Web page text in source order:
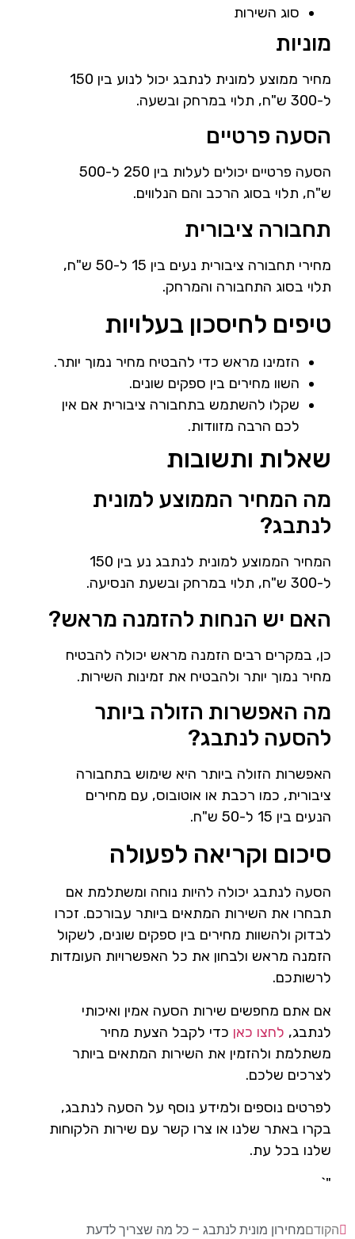
סוג השירות
מוניות
מחיר ממוצע למונית לנתבג יכול לנוע בין 150
ל-300 ש"ח, תלוי במרחק ובשעה.
הסעה פרטיים
הסעה פרטיים יכולים לעלות בין 250 ל-500
ש"ח, תלוי בסוג הרכב והם הנלווים.
תחבורה ציבורית
מחירי תחבורה ציבורית נעים בין 15 ל-50 ש"ח,
תלוי בסוג התחבורה והמרחק.
טיפים לחיסכון בעלויות
הזמינו מראש כדי להבטיח מחיר נמוך יותר.
השוו מחירים בין ספקים שונים.
שקלו להשתמש בתחבורה ציבורית אם אין
לכם הרבה מזוודות.
שאלות ותשובות
מה המחיר הממוצע למונית
לנתבג?
המחיר הממוצע למונית לנתבג נע בין 150
ל-300 ש"ח, תלוי במרחק ובשעת הנסיעה.
האם יש הנחות להזמנה מראש?
כן, במקרים רבים הזמנה מראש יכולה להבטיח
מחיר נמוך יותר ולהבטיח את זמינות השירות.
מה האפשרות הזולה ביותר
להסעה לנתבג?
האפשרות הזולה ביותר היא שימוש בתחבורה
ציבורית, כמו רכבת או אוטובוס, עם מחירים
הנעים בין 15 ל-50 ש"ח.
סיכום וקריאה לפעולה
הסעה לנתבג יכולה להיות נוחה ומשתלמת אם
תבחרו את השירות המתאים ביותר עבורכם. זכרו
לבדוק ולהשוות מחירים בין ספקים שונים, לשקול
הזמנה מראש ולבחון את כל האפשרויות העומדות
לרשותכם.
אם אתם מחפשים שירות הסעה אמין ואיכותי
לנתבג, לחצו כאן כדי לקבל הצעת מחיר
משתלמת ולהזמין את השירות המתאים ביותר
לצרכים שלכם.
לפרטים נוספים ולמידע נוסף על הסעה לנתבג,
בקרו באתר שלנו או צרו קשר עם שירות הלקוחות
שלנו בכל עת.
"`
הקודםמחירון מונית לנתבג – כל מה שצריך לדעת